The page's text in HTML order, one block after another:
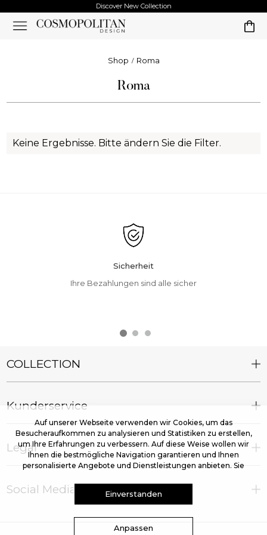
Discover New Collection
Shop Roma
Roma
Keine Ergebnisse. Bitte ändern Sie die Filter.
Sicherheit
Ihre Bezahlungen sind alle sicher
COLLECTION
Kunderservice
Legal
Social Media
Auf unserer Webseite verwenden wir Cookies, um das
Besucheraufkommen zu analysieren und Statistiken zu erstellen,
um Ihre Erfahrungen zu verbessern. Auf diese Weise wollen wir
Ihnen die bestmögliche Navigation garantieren und Ihnen
personalisierte Angebote und Dienstleistungen anbieten. Sie
Verwendung Ihrer Daten individuell anpassen. Weitere
Informationen findest du in unsererDatenschutzerklärung.
Einverstanden
Anpassen